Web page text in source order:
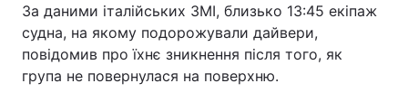
За даними італійських ЗМІ, близько 13:45 екіпаж
судна, на якому подорожували дайвери,
повідомив про їхнє зникнення після того, як
група не повернулася на поверхню.